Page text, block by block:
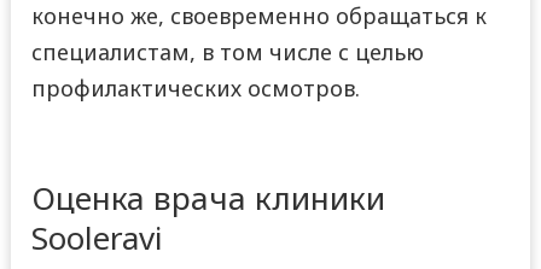
конечно же, своевременно обращаться к
специалистам, в том числе с целью
профилактических осмотров.
Оценка врача клиники
Sooleravi